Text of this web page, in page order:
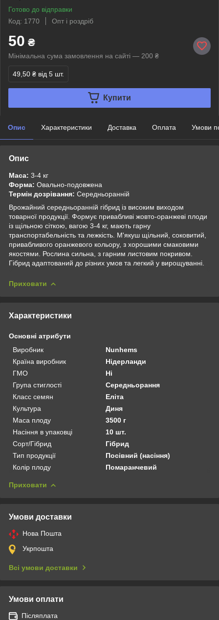
Готово до відправки
Код: 1770
Опт і роздріб
50 ₴
Мінімальна сума замовлення на сайті — 200 ₴
49,50 ₴ від 5 шт.
Купити
Опис Характеристики Доставка Оплата Умови
Опис
Маса: 3-4 кг
Форма: Овально-подовжена
Термін дозрівання: Середньоранній
Врожайний середньоранній гібрид із високим виходом
товарної продукції. Формує привабливі жовто-оранжеві плоди
із щільною сіткою, вагою 3-4 кг, мають гарну
транспортабельність та лежкість. М'якуш щільний, соковитий,
привабливого оранжевого кольору, з хорошими смаковими
якостями. Рослина сильна, з гарним листовим покривом.
Гібрид адаптований до різних умов та легкий у вирощуванні.
Приховати
Характеристики
Основні атрибути
Виробник
Nunhems
Країна виробник
Нідерланди
ГМО
Ні
Група стиглості
Середньорання
Класс семян
Еліта
Культура
Диня
Маса плоду
3500 г
Насіння в упаковці
10 шт.
Сорт/Гібрид
Гібрид
Тип продукції
Посівний (насіння)
Колір плоду
Помаранчевий
Приховати
Умови доставки
Нова Пошта
Укрпошта
Всі умови доставки
Умови оплати
Післяплата